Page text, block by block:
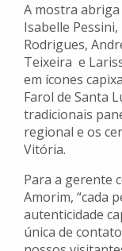
A mostra
Isabelle
Rodrigues,
Teixeira e
em ícones
Farol de Santa
tradicionais
regional e os
Vitória.
Para a gerente
Amorim, “cada
autenticidade
única de